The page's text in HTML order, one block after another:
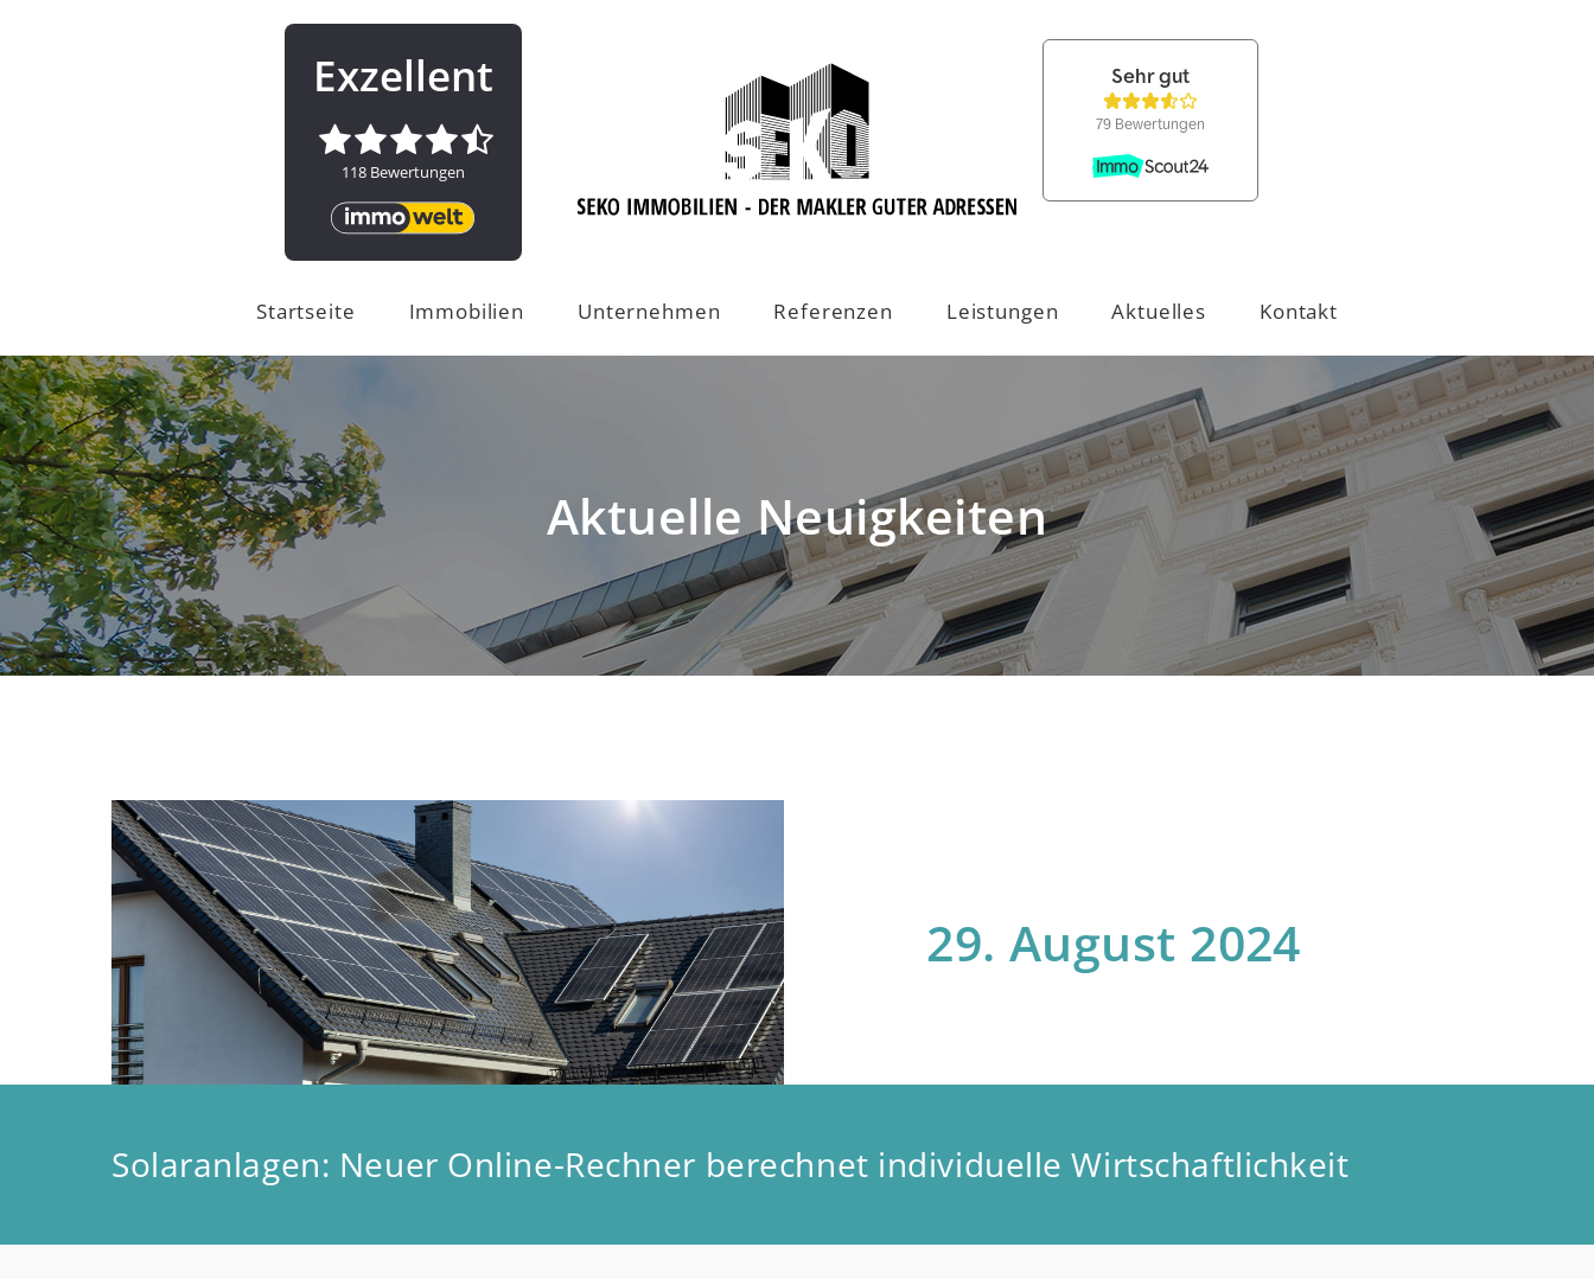
Startseite Immobilien Unternehmen Referenzen Leistungen Aktuelles Kontakt
Aktuelle Neuigkeiten
29. August 2024
Solaranlagen: Neuer Online-Rechner berechnet individuelle Wirtschaftlichkeit